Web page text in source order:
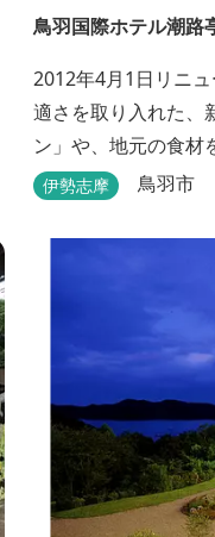
鳥羽国際ホテル潮路
2012年4月1日リニ
適さを取り入れた、
ン」や、地元の食材
「プライベートダイ
「パールオ
伊勢志摩 鳥羽市